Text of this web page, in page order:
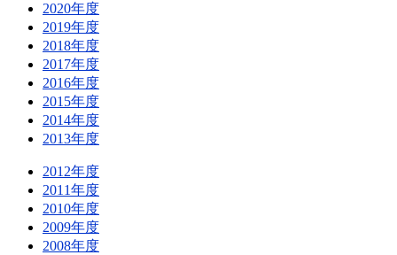
2020年度
2019年度
2018年度
2017年度
2016年度
2015年度
2014年度
2013年度
2012年度
2011年度
2010年度
2009年度
2008年度